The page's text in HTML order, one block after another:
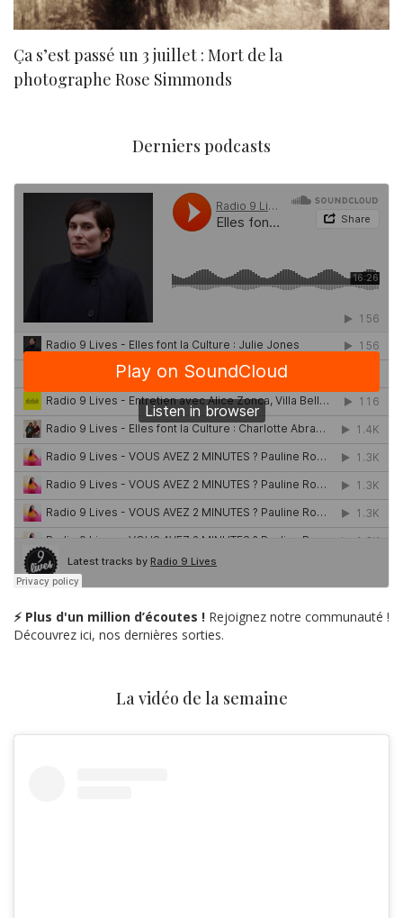
Ça s’est passé un 3 juillet : Mort de la
photographe Rose Simmonds
Derniers podcasts
⚡ Plus d'un million d’écoutes ! Rejoignez notre communauté !
Découvrez ici, nos dernières sorties.
La vidéo de la semaine